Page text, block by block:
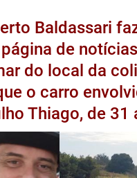
Baldassari
de
do local da
o carro
Thiago, de 31